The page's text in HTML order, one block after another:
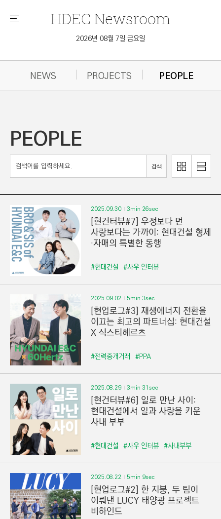
메
HDEC Newsroom
2026년 08월 7일 금요일
NEWS PROJECTS PEOPLE
PEOPLE
검색
이
미
로
기
리
스
로
2025.09.30 3min 26sec
[현건터뷰#7] 우정보다 먼
사랑보다는 가까이: 현대건설 형제
·자매의 특별한 동행
#현대건설 #사우 인터뷰
2025.09.02 5min 3sec
[현업로그#3] 재생에너지 전환을
이끄는 최고의 파트너십: 현대건설
X 식스티헤르츠
#전력중개거래 #PPA
2025.08.29 3min 31sec
[현건터뷰#6] 일로 만난 사이:
현대건설에서 일과 사랑을 키운
사내 부부
#현대건설 #사우 인터뷰 #사내부부
2025.08.22 5min 9sec
[현업로그#2] 한 지붕, 두 팀이
이뤄낸 LUCY 태양광 프로젝트
비하인드